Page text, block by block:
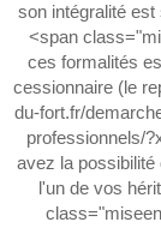
son intégralité
<span
ces formalités
cessionnaire (le
du-fort.fr/
professionnels/
avez la
l'un de vos